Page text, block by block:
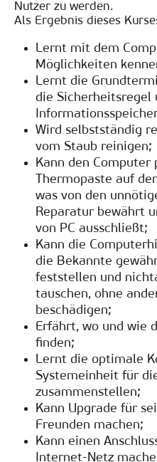
Nutzer zu werden.
Als Ergebnis dieses
Lernt mit dem
Möglichkeiten
Lernt die
die Sicherheitsregel
Wird selbstständig
vom Staub reinigen;
Kann den Computer
Thermopaste auf
was von den
Reparatur bewährt
von PC ausschließt;
Kann die
die Bekannte
feststellen und
tauschen, ohne
beschädigen;
Erfährt, wo und wie
finden;
Lernt die optimale
Systemeinheit für
zusammenstellen;
Kann Upgrade für
Freunden machen;
Kann einen
Internet-Netz